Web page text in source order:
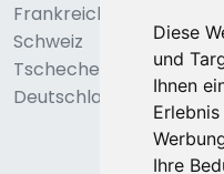
Diese
und
Ihnen
Ihre
Frankreich
Schweiz
Tschechei
Deutschland